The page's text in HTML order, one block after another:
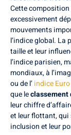
Cette composition
excessivement
mouvements
l’indice global. La
taille et leur
l’indice parisien,
mondiaux, à
ou de l’indice
que leclassement
leur chiffre
et leur flottant,
inclusion et leur